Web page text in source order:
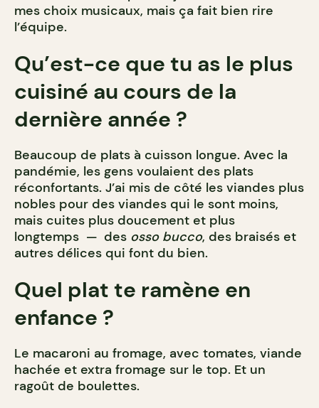
mes choix musicaux, mais ça fait bien rire
l’équipe.
Qu’est-ce que tu as le plus
cuisiné au cours de la
dernière année ?
Beaucoup de plats à cuisson longue. Avec la
pandémie, les gens voulaient des plats
réconfortants. J’ai mis de côté les viandes plus
nobles pour des viandes qui le sont moins,
mais cuites plus doucement et plus
longtemps — des osso bucco, des braisés et
autres délices qui font du bien.
Quel plat te ramène en
enfance ?
Le macar​​oni au fromage, avec tomates, viande
hachée et extra fromage sur le top. Et un
ragoût de boulettes.